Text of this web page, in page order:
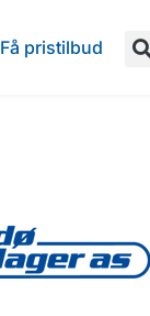
Få pristilbud